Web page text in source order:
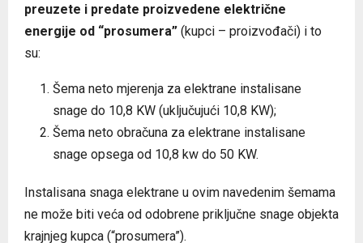
preuzete i predate proizvedene električne
energije od “prosumera” (kupci – proizvođači) i to
su:
Šema neto mjerenja za elektrane instalisane
snage do 10,8 KW (uključujući 10,8 KW);
Šema neto obračuna za elektrane instalisane
snage opsega od 10,8 kw do 50 KW.
Instalisana snaga elektrane u ovim navedenim šemama
ne može biti veća od odobrene priključne snage objekta
krajnjeg kupca (“prosumera”).